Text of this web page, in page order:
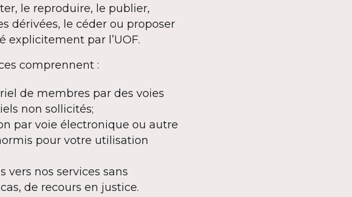
le reproduire, le publier,
dérivées, le céder ou proposer
explicitement par l’UOF.
comprennent :
de membres par des voies
non sollicités;
par voie électronique ou autre
pour votre utilisation
vers nos services sans
de recours en justice.